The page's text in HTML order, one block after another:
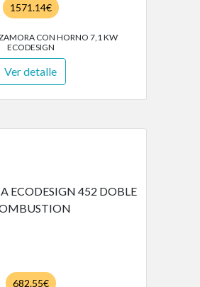
1571.14€
CON HORNO 7,1 KW
ECODESIGN
Ver detalle
682.55€